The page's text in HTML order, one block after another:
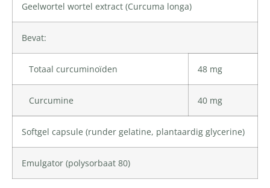
Geelwortel wortel extract (Curcuma longa)
Bevat:
Totaal curcuminoïden 48 mg
Curcumine 40 mg
Softgel capsule (runder gelatine, plantaardig glycerine)
Emulgator (polysorbaat 80)